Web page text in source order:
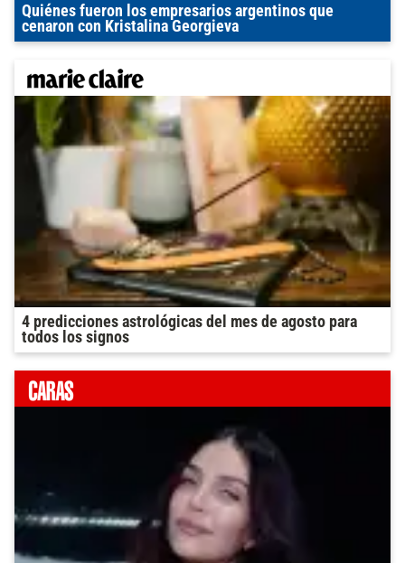
Quiénes fueron los empresarios argentinos que
cenaron con Kristalina Georgieva
4 predicciones astrológicas del mes de agosto para
todos los signos